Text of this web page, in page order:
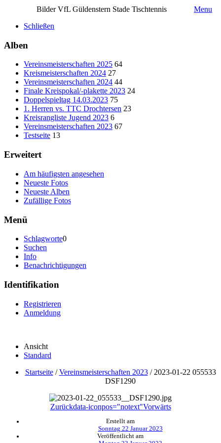
Bilder VfL Güldenstern Stade Tischtennis
Menu
Schließen
Alben
Vereinsmeisterschaften 2025 64
Kreismeisterschaften 2024 27
Vereinsmeisterschaften 2024 44
Finale Kreispokal/-plakette 2023 24
Doppelspieltag 14.03.2023 75
1. Herren vs. TTC Drochtersen 23
Kreisrangliste Jugend 2023 6
Vereinsmeisterschaften 2023 67
Testseite 13
Erweitert
Am häufigsten angesehen
Neueste Fotos
Neueste Alben
Zufällige Fotos
Menü
Schlagworte0
Suchen
Info
Benachrichtigungen
Identifikation
Registrieren
Anmeldung
Ansicht
Standard
Startseite/Vereinsmeisterschaften 2023/ 2023-01-22 055533
DSF1290
Zurückdata-iconpos="notext"Vorwärts
Erstellt am
Sonntag 22 Januar 2023
Veröffentlicht am